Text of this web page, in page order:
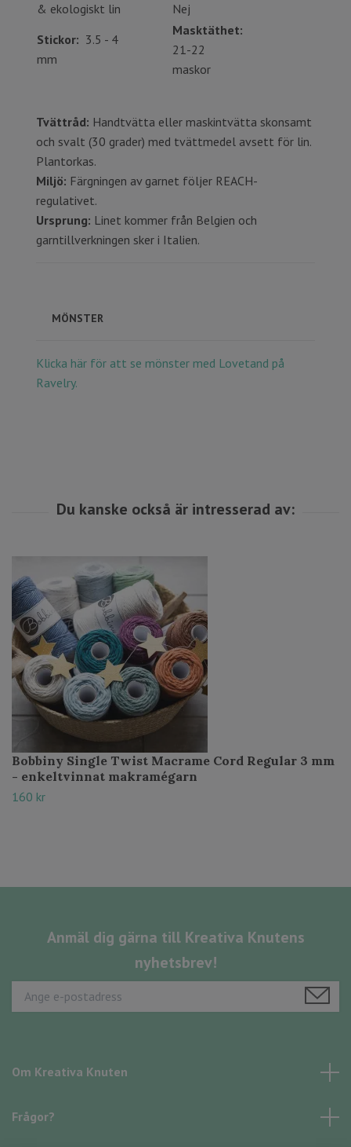
& ekologiskt lin
Nej
Stickor: 3.5 - 4
mm
Masktäthet:
21-22
maskor
Tvättråd: Handtvätta eller maskintvätta skonsamt
och svalt (30 grader) med tvättmedel avsett för lin.
Plantorkas.
Miljö: Färgningen av garnet följer REACH-
regulativet.
Ursprung: Linet kommer från Belgien och
garntillverkningen sker i Italien.
MÖNSTER
Klicka här för att se mönster med Lovetand på
Ravelry.
Bobbiny Single Twist Macrame Cord Regular 3 mm
- enkeltvinnat makramégarn
160 kr
Anmäl dig gärna till Kreativa Knutens
nyhetsbrev!
Om Kreativa Knuten
Frågor?